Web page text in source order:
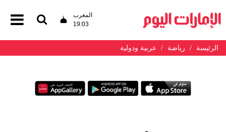
المغرب
19:03
الرئيسة رياضة عربية ودولية